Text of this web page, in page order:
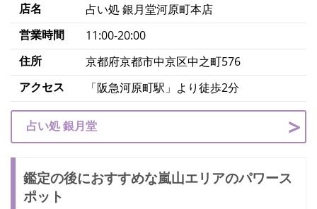
店名
占い処 銀月堂河原町本店
営業時間
11:00-20:00
住所
京都府京都市中京区中之町576
アクセス
「阪急河原町駅」より徒歩2分
占い処 銀月堂
鑑定の後におすすめな嵐山エリアのパワース
ポット